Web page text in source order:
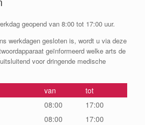
geopend van 8:00 tot 17:00 uur.
werkdagen gesloten is, wordt u via deze
geïnformeerd welke arts de
voor dringende medische
van
tot
08:00
17:00
08:00
17:00